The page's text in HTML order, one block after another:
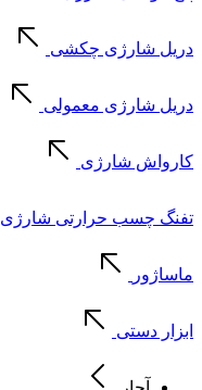
دریل شارژی چکشی
دریل شارژی معمولی
کارواش شارژی
تفنگ چسب حرارتی شارژی
ماساژور
ابزار دستی